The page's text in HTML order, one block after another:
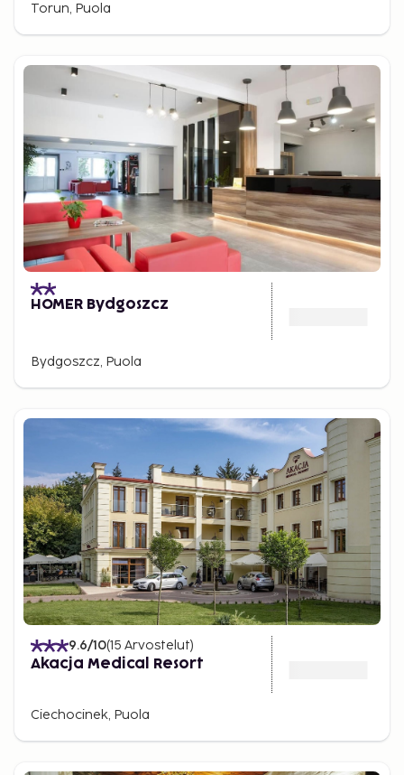
Torun, Puola
HOMER Bydgoszcz
Bydgoszcz, Puola
9.6/10(15 Arvostelut)
Akacja Medical Resort
Ciechocinek, Puola